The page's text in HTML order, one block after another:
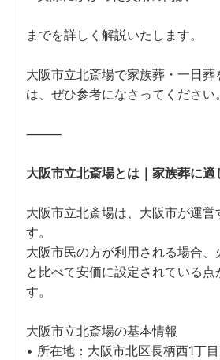
までを詳しく解説いたします。
大阪市立北斎場で家族葬・一日
は、ぜひ参考になさってください。
⸻
大阪市立北斎場とは｜家族葬に
大阪市立北斎場は、大阪市が運
す。
大阪市民の方が利用される場合
と比べて安価に設定されている
す。
大阪市立北斎場の基本情報
• 所在地：大阪市北区長柄西1丁